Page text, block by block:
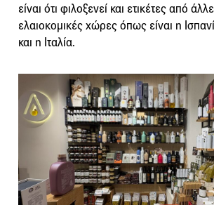
είναι ότι φιλοξενεί και ετικέτες από
ελαιοκομικές χώρες όπως είναι η
και η Ιταλία.